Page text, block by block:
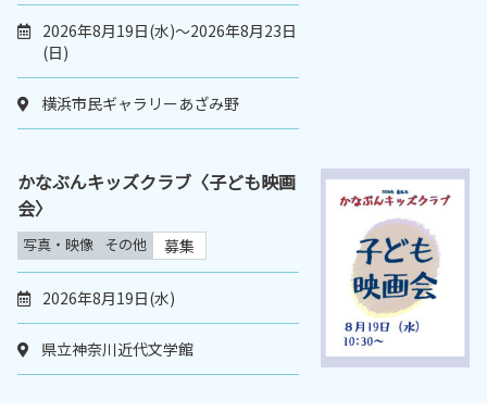
2026年8月19日(水)～2026年8月23日
(日)
横浜市民ギャラリーあざみ野
かなぶんキッズクラブ〈子ども映画
会〉
写真・映像 その他 募集
2026年8月19日(水)
県立神奈川近代文学館